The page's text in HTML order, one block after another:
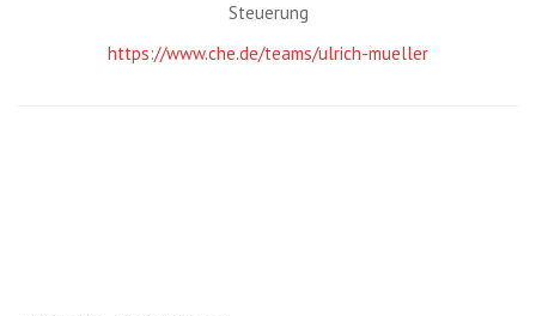
Steuerung
https://www.che.de/teams/ulrich-mueller